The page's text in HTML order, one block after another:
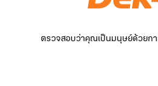
ตรวจสอบว่าคุณเป็นมนุษย์ด้วยกา